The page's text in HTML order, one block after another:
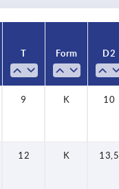
25
40
50
T Form D2
9 K 10
12 K 13,5